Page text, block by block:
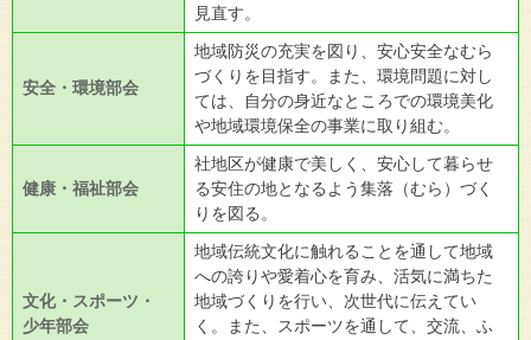
見直す。
安全・環境部会
地域防災の充実を図り、安心安全なむら
づくりを目指す。また、環境問題に対し
ては、自分の身近なところでの環境美化
や地域環境保全の事業に取り組む。
健康・福祉部会
社地区が健康で美しく、安心して暮らせ
る安住の地となるよう集落（むら）づく
りを図る。
文化・スポーツ・
少年部会
地域伝統文化に触れることを通して地域
への誇りや愛着心を育み、活気に満ちた
地域づくりを行い、次世代に伝えてい
く。また、スポーツを通して、交流、ふ